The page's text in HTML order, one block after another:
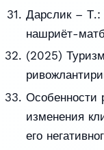
Дарслик – Т.:
нашриёт-
(2025)
Особенности
изменения
его